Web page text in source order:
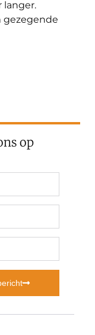
langer.
gezegende
op